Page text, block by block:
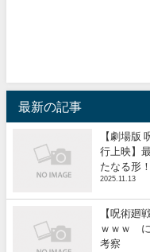
最新の記事
【劇場版
行上映】
たなる形
2025.11.13
【呪術廻
ｗｗｗ に
考察